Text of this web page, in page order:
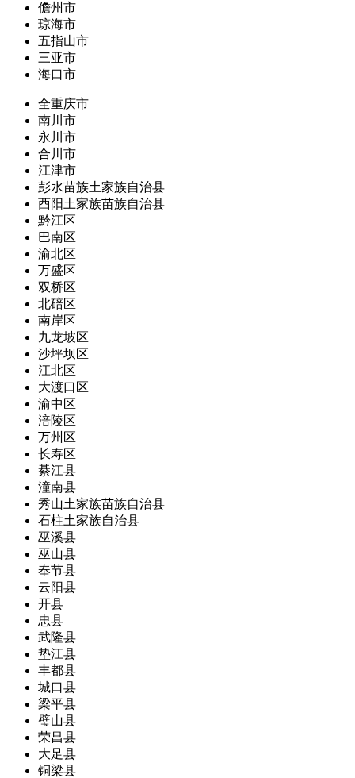
儋州市
琼海市
五指山市
三亚市
海口市
全重庆市
南川市
永川市
合川市
江津市
彭水苗族土家族自治县
酉阳土家族苗族自治县
黔江区
巴南区
渝北区
万盛区
双桥区
北碚区
南岸区
九龙坡区
沙坪坝区
江北区
大渡口区
渝中区
涪陵区
万州区
长寿区
綦江县
潼南县
秀山土家族苗族自治县
石柱土家族自治县
巫溪县
巫山县
奉节县
云阳县
开县
忠县
武隆县
垫江县
丰都县
城口县
梁平县
璧山县
荣昌县
大足县
铜梁县